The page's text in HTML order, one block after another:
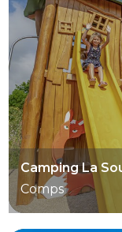
temps pour
piscines et des
Camping La
Comps